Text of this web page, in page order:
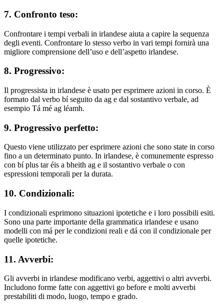
7. Confronto teso:
Confrontare i tempi verbali in irlandese aiuta a capire la sequenza
degli eventi. Confrontare lo stesso verbo in vari tempi fornirà una
migliore comprensione dell’uso e dell’aspetto irlandese.
8. Progressivo:
Il progressista in irlandese è usato per esprimere azioni in corso. È
formato dal verbo bí seguito da ag e dal sostantivo verbale, ad
esempio Tá mé ag léamh.
9. Progressivo perfetto:
Questo viene utilizzato per esprimere azioni che sono state in corso
fino a un determinato punto. In irlandese, è comunemente espresso
con bí plus tar éis a bheith ag e il sostantivo verbale o con
espressioni temporali per la durata.
10. Condizionali:
I condizionali esprimono situazioni ipotetiche e i loro possibili esiti.
Sono una parte importante della grammatica irlandese e usano
modelli con má per le condizioni reali e dá con il condizionale per
quelle ipotetiche.
11. Avverbi:
Gli avverbi in irlandese modificano verbi, aggettivi o altri avverbi.
Includono forme fatte con aggettivi go before e molti avverbi
prestabiliti di modo, luogo, tempo e grado.